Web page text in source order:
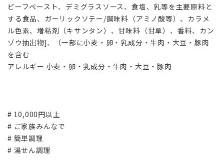
ビーフペースト、デミグラスソース、食塩、乳等を主要原料と
する食品、ガーリックソテー/調味料（アミノ酸等）、カラメ
ル色素、増粘剤（キサンタン）、甘味料（甘草）、香料、カン
ゾウ抽出物]、（一部に小麦・卵・乳成分・牛肉・大豆・豚肉
を含む
アレルギー 小麦・卵・乳成分・牛肉・大豆・豚肉
# 10,000円以上
# ご家族みんなで
# 簡単調理
# 湯せん調理